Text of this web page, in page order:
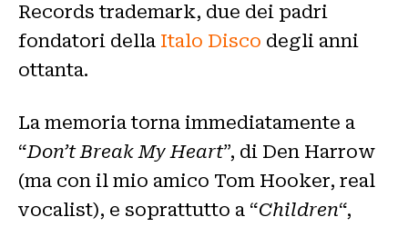
Records trademark, due dei padri
fondatori della Italo Disco degli anni
ottanta.
La memoria torna immediatamente a
“Don’t Break My Heart”, di Den Harrow
(ma con il mio amico Tom Hooker, real
vocalist), e soprattutto a “Children“,